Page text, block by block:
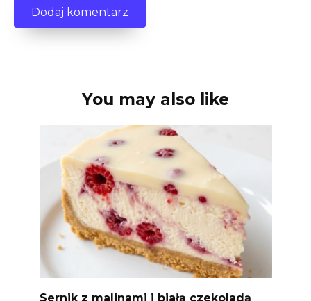
You may also like
Sernik z malinami i białą czekoladą